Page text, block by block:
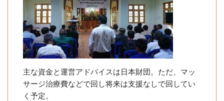
主な資金と運営アドバイスは日本財団。ただ、マッ
サージ治療費などで回し将来は支援なしで回してい
く予定。